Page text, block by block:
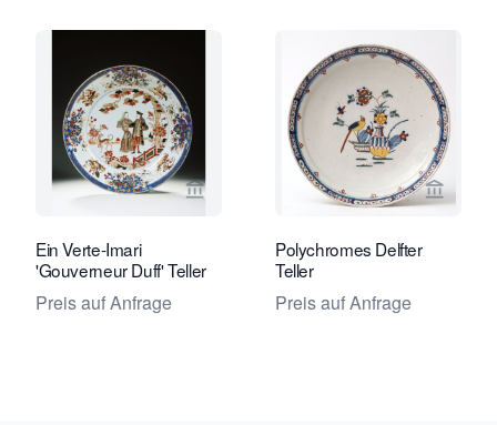
Verkaeuferseite von Kunsthandel
Ein Verte-Imari
'Gouverneur Duff' Teller
Preis auf Anfrage
Polychromes Delfter
Teller
Preis auf Anfrage